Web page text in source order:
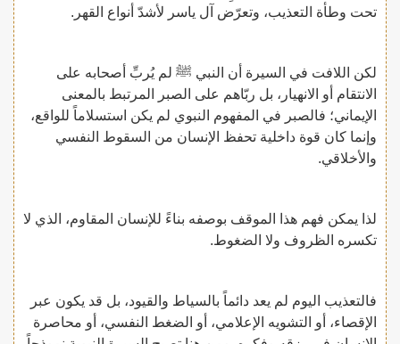
تحت وطأة التعذيب، وتعرّض آل ياسر لأشدّ أنواع القهر.
لكن اللافت في السيرة أن النبي ﷺ لم يُربِّ أصحابه على
الانتقام أو الانهيار، بل ربّاهم على الصبر المرتبط بالمعنى
الإيماني؛ فالصبر في المفهوم النبوي لم يكن استسلاماً للواقع،
وإنما كان قوة داخلية تحفظ الإنسان من السقوط النفسي
والأخلاقي.
لذا يمكن فهم هذا الموقف بوصفه بناءً للإنسان المقاوم، الذي لا
تكسره الظروف ولا الضغوط.
فالتعذيب اليوم لم يعد دائماً بالسياط والقيود، بل قد يكون عبر
الإقصاء، أو التشويه الإعلامي، أو الضغط النفسي، أو محاصرة